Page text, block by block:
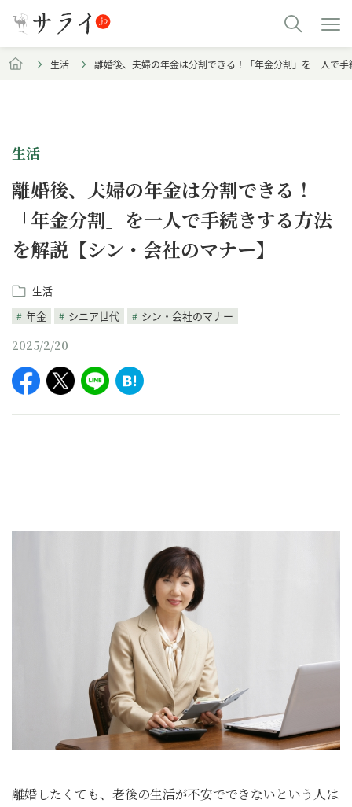
生活 離婚後、夫婦の年金は分割できる！「年金分割」を一人で
生活
離婚後、夫婦の年金は分割できる！
「年金分割」を一人で手続きする方法
を解説【シン・会社のマナー】
生活
年金
シニア世代 シン・会社のマナー
2025/2/20
離婚したくても、老後の生活が不安でできないという人は